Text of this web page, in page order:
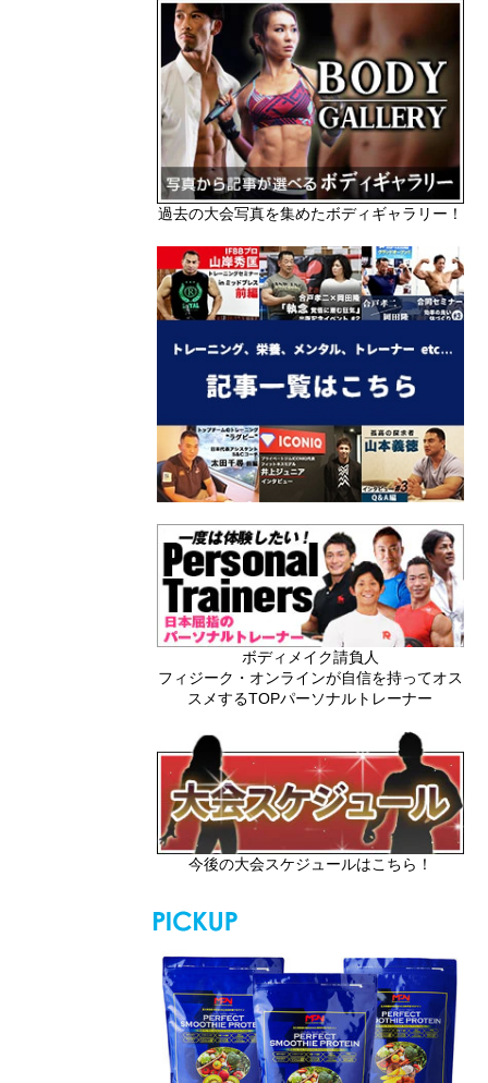
過去の大会写真を集めたボディギャラリー！
ボディメイク請負人
フィジーク・オンラインが自信を持ってオス
スメするTOPパーソナルトレーナー
今後の大会スケジュールはこちら！